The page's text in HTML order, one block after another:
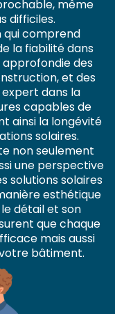
même
difficiles.
qui comprend
la fiabilité dans
approfondie des
et des
dans la
capables de
ainsi la longévité
solaires.
non seulement
une perspective
solutions solaires
esthétique
détail et son
que chaque
mais aussi
bâtiment.